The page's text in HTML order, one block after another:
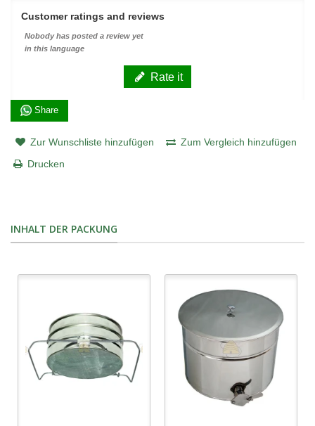
Customer ratings and reviews
Nobody has posted a review yet
in this language
Rate it
Share
Zur Wunschliste hinzufügen
Zum Vergleich hinzufügen
Drucken
INHALT DER PACKUNG